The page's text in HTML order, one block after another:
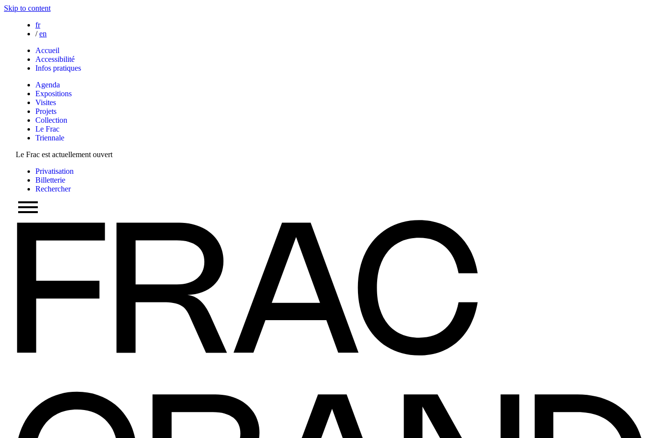
Skip to content
fr
/ en
Accueil
Accessibilité
Infos pratiques
Agenda
Expositions
Visites
Projets
Collection
Le Frac
Triennale
Le Frac est actuellement ouvert
Privatisation
Billetterie
Rechercher